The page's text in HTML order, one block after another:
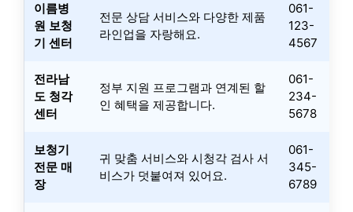
이름병
원 보청
기 센터
전문 상담 서비스와 다양한 제품
라인업을 자랑해요.
061-
123-
4567
전라남
도 청각
센터
정부 지원 프로그램과 연계된 할
인 혜택을 제공합니다.
061-
234-
5678
보청기
전문 매
장
귀 맞춤 서비스와 시청각 검사 서
비스가 덧붙여져 있어요.
061-
345-
6789